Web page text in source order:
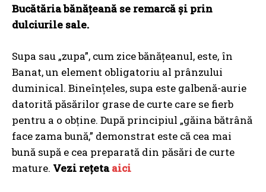
Bucătăria bănățeană se remarcă și prin
dulciurile sale.
Supa sau „zupa”, cum zice bănățeanul, este, în
Banat, un element obligatoriu al prânzului
duminical. Bineînțeles, supa este galbenă-aurie
datorită păsărilor grase de curte care se fierb
pentru a o obține. După principiul „găina bătrână
face zama bună,” demonstrat este că cea mai
bună supă e cea preparată din păsări de curte
mature. Vezi rețetaaici